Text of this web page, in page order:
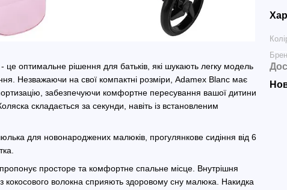
- це оптимальне рішення для батьків, які шукають легку модель
Незважаючи на свої компактні розміри, Adamex Blanc має
забезпечуючи комфортне пересування вашої дитини
складається за секунди, навіть із встановленим
для новонароджених малюків, прогулянкове сидіння від 6
просторе та комфортне спальне місце. Внутрішня
кокосового волокна сприяють здоровому сну малюка. Накидка